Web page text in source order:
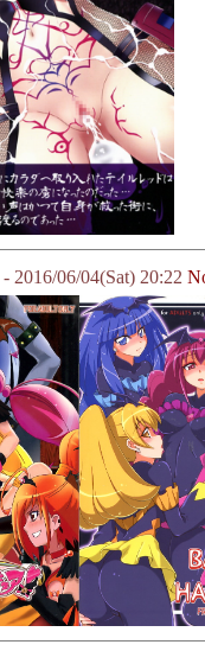
- 2016/06/04(Sat) 20:22